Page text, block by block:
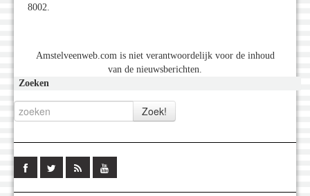
8002.
Amstelveenweb.com is niet verantwoordelijk voor de inhoud
van de nieuwsberichten.
Zoeken